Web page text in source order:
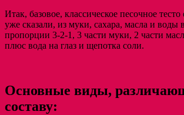
Итак, базовое, классическое песочное
уже сказали, из муки, сахара, масла и воды
пропорции 3-2-1, 3 части муки, 2 части
плюс вода на глаз и щепотка соли.
Основные виды,
составу: